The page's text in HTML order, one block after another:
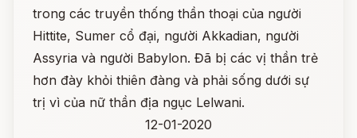
trong các truyền thống thần thoại của người
Hittite, Sumer cổ đại, người Akkadian, người
Assyria và người Babylon. Đã bị các vị thần trẻ
hơn đày khỏi thiên đàng và phải sống dưới sự
trị vì của nữ thần địa ngục Lelwani.
12-01-2020